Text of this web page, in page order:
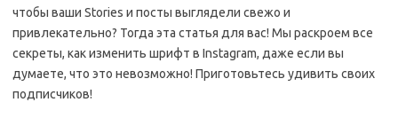
чтобы ваши Stories и посты выглядели свежо и
привлекательно? Тогда эта статья для вас! Мы раскроем все
секреты, как изменить шрифт в Instagram, даже если вы
думаете, что это невозможно! Приготовьтесь удивить своих
подписчиков!